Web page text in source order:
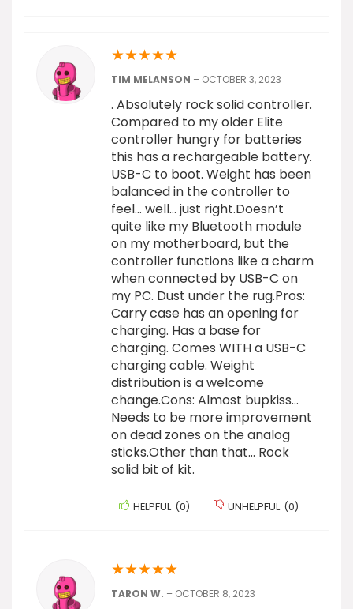
★★★★★
TIM MELANSON – OCTOBER 3, 2023
. Absolutely rock solid controller.
Compared to my older Elite
controller hungry for batteries
this has a rechargeable battery.
USB-C to boot. Weight has been
balanced in the controller to
feel… well… just right.Doesn’t
quite like my Bluetooth module
on my motherboard, but the
controller functions like a charm
when connected by USB-C on
my PC. Dust under the rug.Pros:
Carry case has an opening for
charging. Has a base for
charging. Comes WITH a USB-C
charging cable. Weight
distribution is a welcome
change.Cons: Almost bupkiss…
Needs to be more improvement
on dead zones on the analog
sticks.Other than that… Rock
solid bit of kit.
HELPFUL (0) UNHELPFUL (0)
★★★★★
TARON W. – OCTOBER 8, 2023